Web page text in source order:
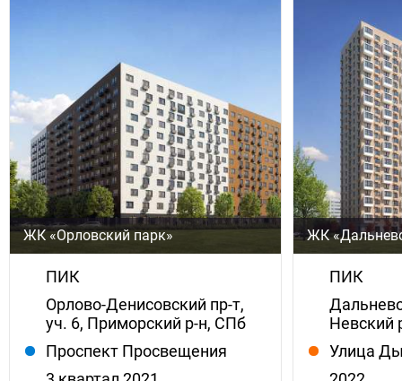
ЖК «Орловский парк»
ПИК
Орлово-Денисовский пр-т,
уч. 6, Приморский р-н, СПб
Проспект Просвещения
ЖК
ПИК
Невский
Улица